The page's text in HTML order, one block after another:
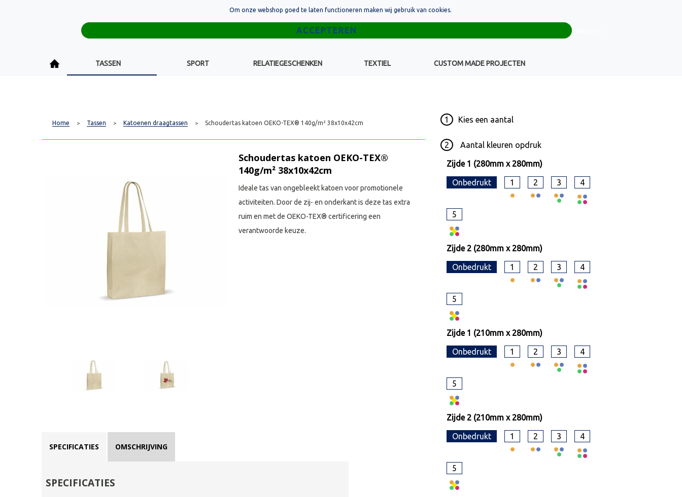
+32(0)16 43 54 19
TASSEN SPORT RELATIEGESCHENKEN TEXTIEL CUSTOM MADE PROJECTEN
Home > Tassen > Katoenen draagtassen > Schoudertas katoen OEKO-TEX® 140g/m² 38x10x42cm 1 Kies een aantal
2 Aantal kleuren opdruk
Zijde 1 (280mm x 280mm)
Onbedrukt 1 2 3 4
5
Zijde 2 (280mm x 280mm)
Onbedrukt 1 2 3 4
5
Zijde 1 (210mm x 280mm)
Onbedrukt 1 2 3 4
5
Zijde 2 (210mm x 280mm)
Onbedrukt 1 2 3 4
5
Schoudertas katoen OEKO-TEX®
140g/m² 38x10x42cm
Ideale tas van ongebleekt katoen voor promotionele
activiteiten. Door de zij- en onderkant is deze tas extra
ruim en met de OEKO-TEX® certificering een
verantwoorde keuze.
SPECIFICATIES OMSCHRIJVING
SPECIFICATIES
Om onze webshop goed te laten functioneren maken wij gebruik van cookies.